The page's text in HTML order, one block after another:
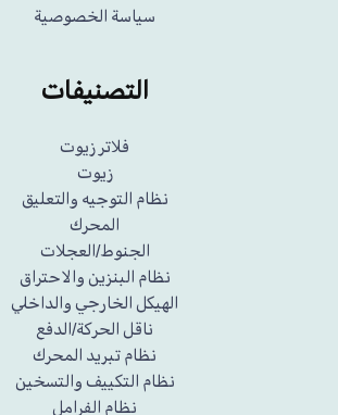
سياسة الخصوصية
التصنيفات
فلاتر زيوت
زيوت
نظام التوجيه والتعليق
المحرك
الجنوط/العجلات
نظام البنزين والاحتراق
الهيكل الخارجي والداخلي
ناقل الحركة/الدفع
نظام تبريد المحرك
نظام التكييف والتسخين
نظام الفرامل